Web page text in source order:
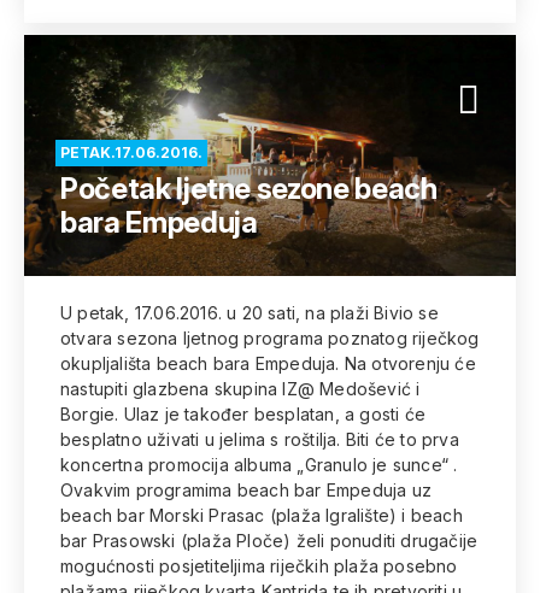
PETAK.17.06.2016.
Početak ljetne sezone beach
bara Empeduja
U petak, 17.06.2016. u 20 sati, na plaži Bivio se
otvara sezona ljetnog programa poznatog riječkog
okupljališta beach bara Empeduja. Na otvorenju će
nastupiti glazbena skupina IZ@ Medošević i
Borgie. Ulaz je također besplatan, a gosti će
besplatno uživati u jelima s roštilja. Biti će to prva
koncertna promocija albuma „Granulo je sunce“ .
Ovakvim programima beach bar Empeduja uz
beach bar Morski Prasac (plaža Igralište) i beach
bar Prasowski (plaža Ploče) želi ponuditi drugačije
mogućnosti posjetiteljima riječkih plaža posebno